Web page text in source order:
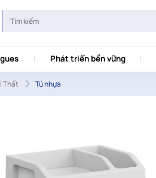
Phát triển bền vững
Thất Tủ nhựa